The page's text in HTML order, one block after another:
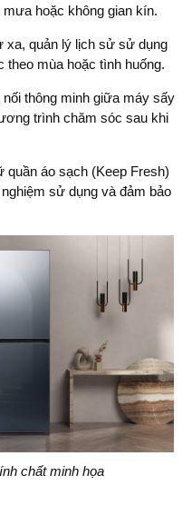
hoặc không gian kín.
xa, quản lý lịch sử sử dụng
mùa hoặc tình huống.
nối thông minh giữa máy sấy
trình chăm sóc sau khi
quần áo sạch (Keep Fresh)
sử dụng và đảm bảo
chất minh họa